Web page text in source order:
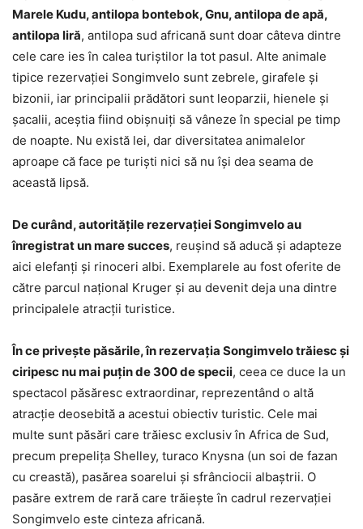
Marele Kudu, antilopa bontebok, Gnu, antilopa de apă,
antilopa liră, antilopa sud africană sunt doar câteva dintre
cele care ies în calea turiştilor la tot pasul. Alte animale
tipice rezervaţiei Songimvelo sunt zebrele, girafele şi
bizonii, iar principalii prădători sunt leoparzii, hienele şi
şacalii, aceştia fiind obişnuiţi să vâneze în special pe timp
de noapte. Nu există lei, dar diversitatea animalelor
aproape că face pe turişti nici să nu îşi dea seama de
această lipsă.
De curând, autorităţile rezervaţiei Songimvelo au
înregistrat un mare succes, reuşind să aducă şi adapteze
aici elefanţi şi rinoceri albi. Exemplarele au fost oferite de
către parcul naţional Kruger şi au devenit deja una dintre
principalele atracţii turistice.
În ce priveşte păsările, în rezervaţia Songimvelo trăiesc şi
ciripesc nu mai puţin de 300 de specii, ceea ce duce la un
spectacol păsăresc extraordinar, reprezentând o altă
atracţie deosebită a acestui obiectiv turistic. Cele mai
multe sunt păsări care trăiesc exclusiv în Africa de Sud,
precum prepeliţa Shelley, turaco Knysna (un soi de fazan
cu creastă), pasărea soarelui şi sfrânciocii albaştrii. O
pasăre extrem de rară care trăieşte în cadrul rezervaţiei
Songimvelo este cinteza africană.